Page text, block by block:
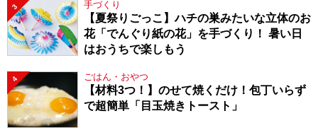
3 手づくり
【夏祭りごっこ】ハチの巣みたいな立体のお
花「でんぐり紙の花」を手づくり！ 暑い日
はおうちで楽しもう
4 ごはん・おやつ
【材料3つ！】のせて焼くだけ！包丁いらず
で超簡単「目玉焼きトースト」